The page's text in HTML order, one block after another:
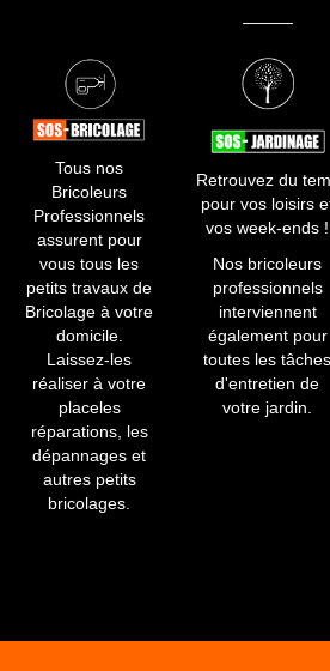
Tous nos
Bricoleurs
Professionnels
assurent pour
vous tous les
petits travaux de
Bricolage à votre
domicile.
Laissez-les
réaliser à votre
placeles
réparations, les
dépannages et
autres petits
bricolages.
Retrouvez du
pour vos loisirs
vos week-ends !
​Nos bricoleurs
professionnels
interviennent
également pour
toutes les tâches
d'entretien de
votre jardin.